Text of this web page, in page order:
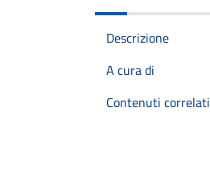
Descrizione
A cura di
Contenuti correlati